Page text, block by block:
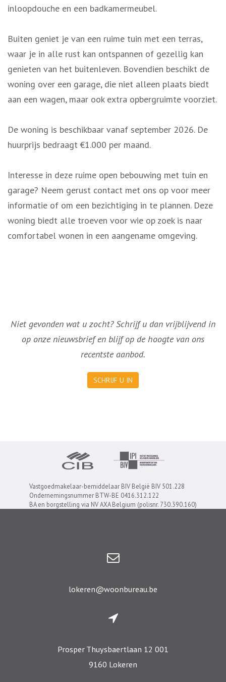
inloopdouche en een badkamermeubel.
Buiten geniet je van een ruime tuin met een terras,
waar je in alle rust kan ontspannen of gezellig kan
genieten van het buitenleven. Bovendien beschikt de
woning over een garage, die niet alleen plaats biedt
aan een wagen, maar ook extra opbergruimte voorziet.
De woning is beschikbaar vanaf september 2026. De
huurprijs bedraagt €1.000 per maand.
Interesse in deze ruime open bebouwing met tuin en
garage? Neem gerust contact met ons op voor meer
informatie of om een bezichtiging in te plannen. Deze
woning biedt alle troeven voor wie op zoek is naar
comfortabel wonen in een aangename omgeving.
Niet gevonden wat u zocht? Schrijf u dan vrijblijvend in
op onze nieuwsbrief en blijf op de hoogte van ons
recentste aanbod.
SCHRIJF U IN
Vastgoedmakelaar-bemiddelaar BIV België BIV 501.228
Ondernemingsnummer BTW-BE 0416.312.122
BA en borgstelling via NV AXA Belgium (polisnr. 730.390.160)
lokeren@woonbureau.be
Prosper Thuysbaertlaan 12 001
9160 Lokeren